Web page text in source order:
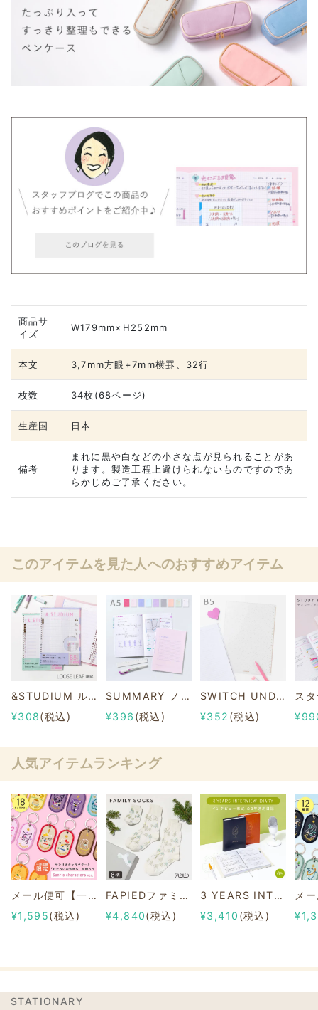
商品サ
イズ
W179mm×H252mm
本文 3,7mm方眼+7mm横罫、32行
枚数 34枚(68ページ)
生産国 日本
備考
まれに黒や白などの小さな点が見られることがあ
ります。製造工程上避けられないものですのであ
らかじめご了承ください。
このアイテムを見た人へのおすすめアイテム
&STUDIUM ルーズリーフ 暗記フォーマット ＜B5＞
¥308(税込)
SUMMARY ノートブック A5
¥396 (税込)
SWITCH UNDER SHEET B5【下敷き】
¥352 (税込)
人気アイテムランキング
メール便可【一部店舗限定】2/8b PAIR KEY RING Sanrio characters ver.
¥1,595(税込)
FAPIEDファミリーソックスセット 総柄
¥4,840(税込)
3 YEARS INTERVIEW DIARY
¥3,410 (税込)
STATIONARY